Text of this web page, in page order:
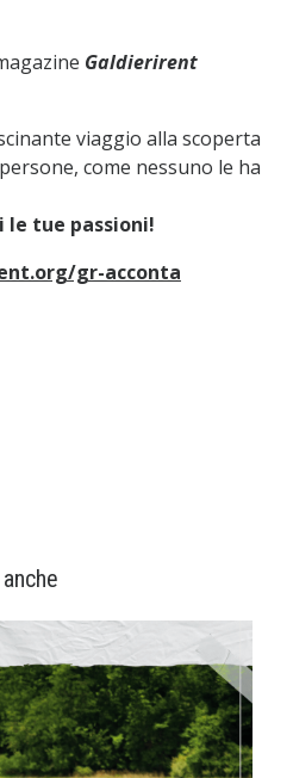
Galdierirent
viaggio alla scoperta
come nessuno le ha
le tue passioni!
gr-acconta